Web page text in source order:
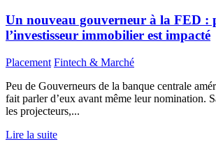
Un nouveau gouverneur à la FED :
l’investisseur immobilier est impacté
Placement Fintech & Marché
Peu de Gouverneurs de la banque centrale
fait parler d’eux avant même leur nomination.
les projecteurs,...
Lire la suite